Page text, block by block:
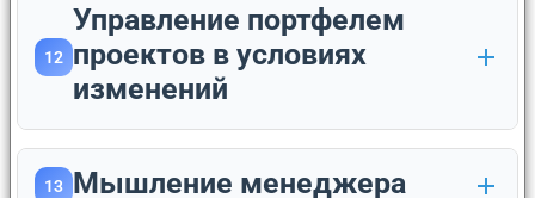
12
Управление портфелем
проектов в условиях
изменений
13 Мышление менеджера